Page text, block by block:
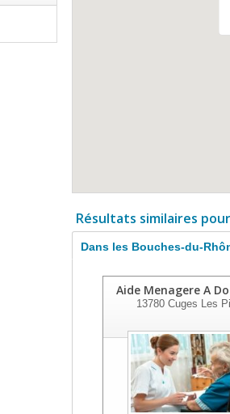
Résultats similaires
Dans les Bouches-du-
Aide Menagere A
13780 Cuges Les